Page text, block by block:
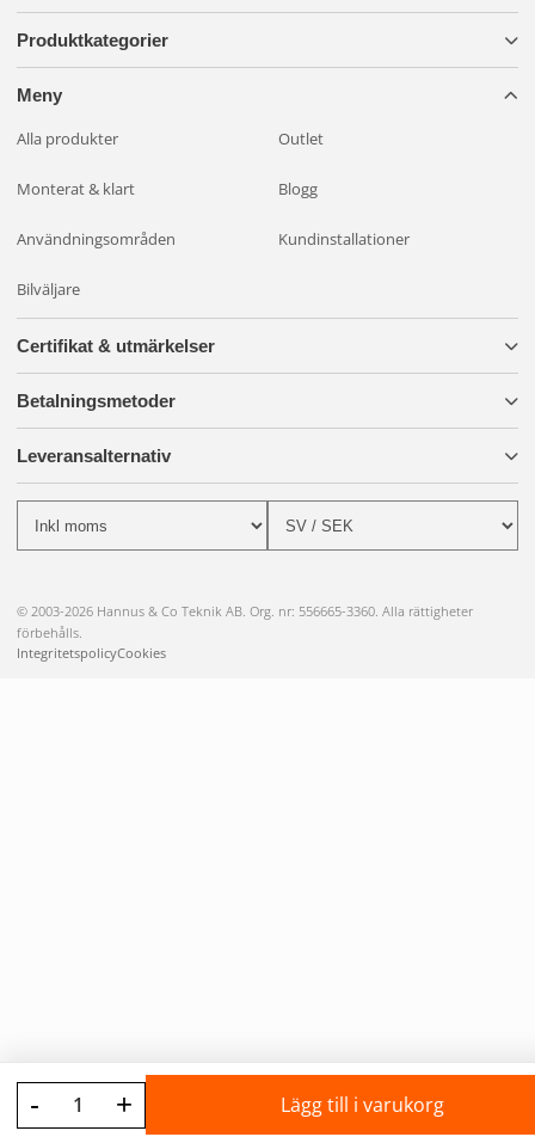
- + Lägg till i varukorg
Produktkategorier
Meny
Alla produkter Outlet
Monterat & klart Blogg
Användningsområden Kundinstallationer
Bilväljare
Certifikat & utmärkelser
Betalningsmetoder
Leveransalternativ
© 2003-2026 Hannus & Co Teknik AB. Org. nr: 556665-3360. Alla rättigheter
förbehålls.
IntegritetspolicyCookies